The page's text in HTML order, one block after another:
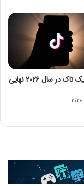
فروش تیک تاک در سال ۲۰۲۶ نهایی